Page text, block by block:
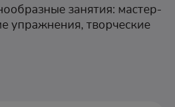
занятия: мастер-
упражнения, творческие